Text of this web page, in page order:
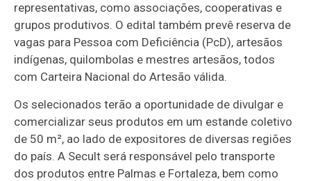
representativas, como associações, cooperativas e
grupos produtivos. O edital também prevê reserva de
vagas para Pessoa com Deficiência (PcD), artesãos
indígenas, quilombolas e mestres artesãos, todos
com Carteira Nacional do Artesão válida.
Os selecionados terão a oportunidade de divulgar e
comercializar seus produtos em um estande coletivo
de 50 m², ao lado de expositores de diversas regiões
do país. A Secult será responsável pelo transporte
dos produtos entre Palmas e Fortaleza, bem como